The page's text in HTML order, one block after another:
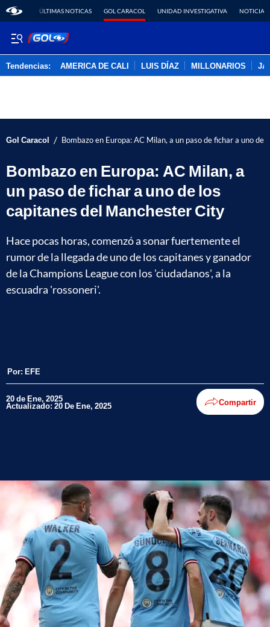
ÚLTIMAS NOTICAS GOL CARACOL UNIDAD INVESTIGATIVA NOTICIAS
Tendencias: AMERICA DE CALI LUIS DÍAZ MILLONARIOS
Gol Caracol / Bombazo en Europa: AC Milan, a un paso de fichar a uno
Bombazo en Europa: AC Milan, a
un paso de fichar a uno de los
capitanes del Manchester City
Hace pocas horas, comenzó a sonar fuertemente el
rumor de la llegada de uno de los capitanes y ganador
de la Champions League con los 'ciudadanos', a la
escuadra 'rossoneri'.
Por: EFE
20 de Ene, 2025
Actualizado: 20 De Ene, 2025 Compartir